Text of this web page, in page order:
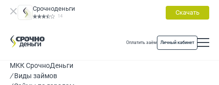
Срочноденьги
14 Скачать
Оплатить заём Личный кабинет
МКК СрочноДеньги
Виды займов